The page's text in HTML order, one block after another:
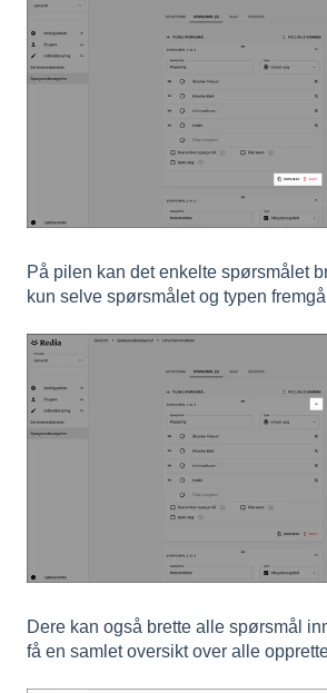
På pilen kan det enkelte spørsmålet
kun selve spørsmålet og typen
Dere kan også brette alle spørsmål
få en samlet oversikt over alle